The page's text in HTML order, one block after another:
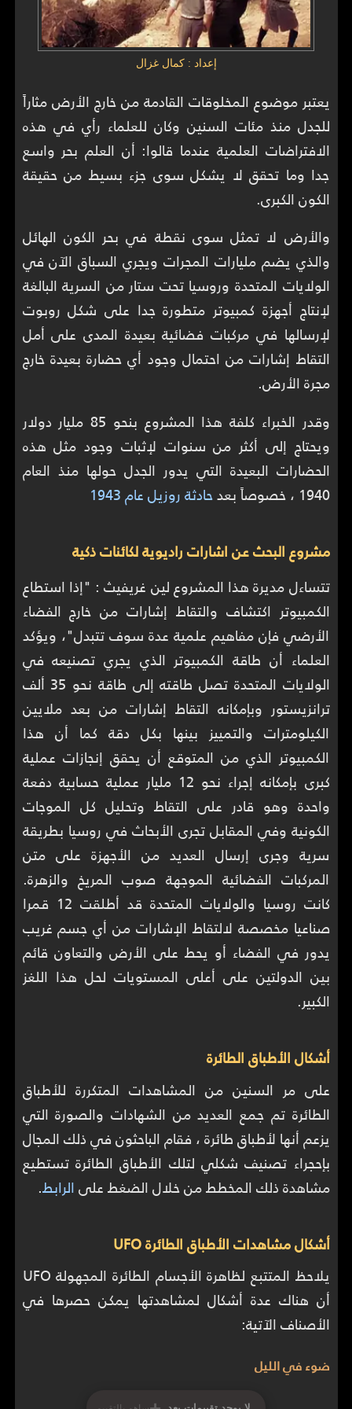
إعداد : كمال غزال
يعتبر موضوع المخلوقات القادمة من خارج الأرض مثاراً
للجدل منذ مئات السنين وكان للعلماء رأي في هذه
الافتراضات العلمية عندما قالوا: أن العلم بحر واسع
جدا وما تحقق لا يشكل سوى جزء بسيط من حقيقة
الكون الكبرى.
والأرض لا تمثل سوى نقطة في بحر الكون الهائل
والذي يضم مليارات المجرات ويجري السباق الآن في
الولايات المتحدة وروسيا تحت ستار من السرية البالغة
لإنتاج أجهزة كمبيوتر متطورة جدا على شكل روبوت
لإرسالها في مركبات فضائية بعيدة المدى على أمل
التقاط إشارات من احتمال وجود أي حضارة بعيدة خارج
مجرة الأرض.
وقدر الخبراء كلفة هذا المشروع بنحو 85 مليار دولار
ويحتاج إلى أكثر من سنوات لإثبات وجود مثل هذه
الحضارات البعيدة التي يدور الجدل حولها منذ العام
1940 ، خصوصاً بعد
حادثة روزيل عام 1943
مشروع البحث عن اشارات راديوية لكائنات ذكية
تتساءل مديرة هذا المشروع لين غريفيث : "إذا استطاع
الكمبيوتر اكتشاف والتقاط إشارات من خارج الفضاء
الأرضي فإن مفاهيم علمية عدة سوف تتبدل"، ويؤكد
العلماء أن طاقة الكمبيوتر الذي يجري تصنيعه في
الولايات المتحدة تصل طاقته إلى طاقة نحو 35 ألف
ترانزيستور وبإمكانه التقاط إشارات من بعد ملايين
الكيلومترات والتمييز بينها بكل دقة كما أن هذا
الكمبيوتر الذي من المتوقع أن يحقق إنجازات عملية
كبرى بإمكانه إجراء نحو 12 مليار عملية حسابية دفعة
واحدة وهو قادر على التقاط وتحليل كل الموجات
الكونية وفي المقابل تجرى الأبحاث في روسيا بطريقة
سرية وجرى إرسال العديد من الأجهزة على متن
المركبات الفضائية الموجهة صوب المريخ والزهرة.
كانت روسيا والولايات المتحدة قد أطلقت 12 قمرا
صناعيا مخصصة لالتقاط الإشارات من أي جسم غريب
يدور في الفضاء أو يحط على الأرض والتعاون قائم
بين الدولتين على أعلى المستويات لحل هذا اللغز
الكبير.
أشكال الأطباق الطائرة
على مر السنين من المشاهدات المتكررة للأطباق
الطائرة تم جمع العديد من الشهادات والصورة التي
يزعم أنها لأطباق طائرة ، فقام الباحثون في ذلك المجال
بإحجراء تصنيف شكلي لتلك الأطباق الطائرة تستطيع
مشاهدة ذلك المخطط من خلال الضغط علىالرابط.
أشكال مشاهدات الأطباق الطائرة UFO
يلاحظ المتتبع لظاهرة الأجسام الطائرة المجهولة UFO
أن هناك عدة أشكال لمشاهدتها يمكن حصرها في
الأصناف الآتية:
ضوء في الليل